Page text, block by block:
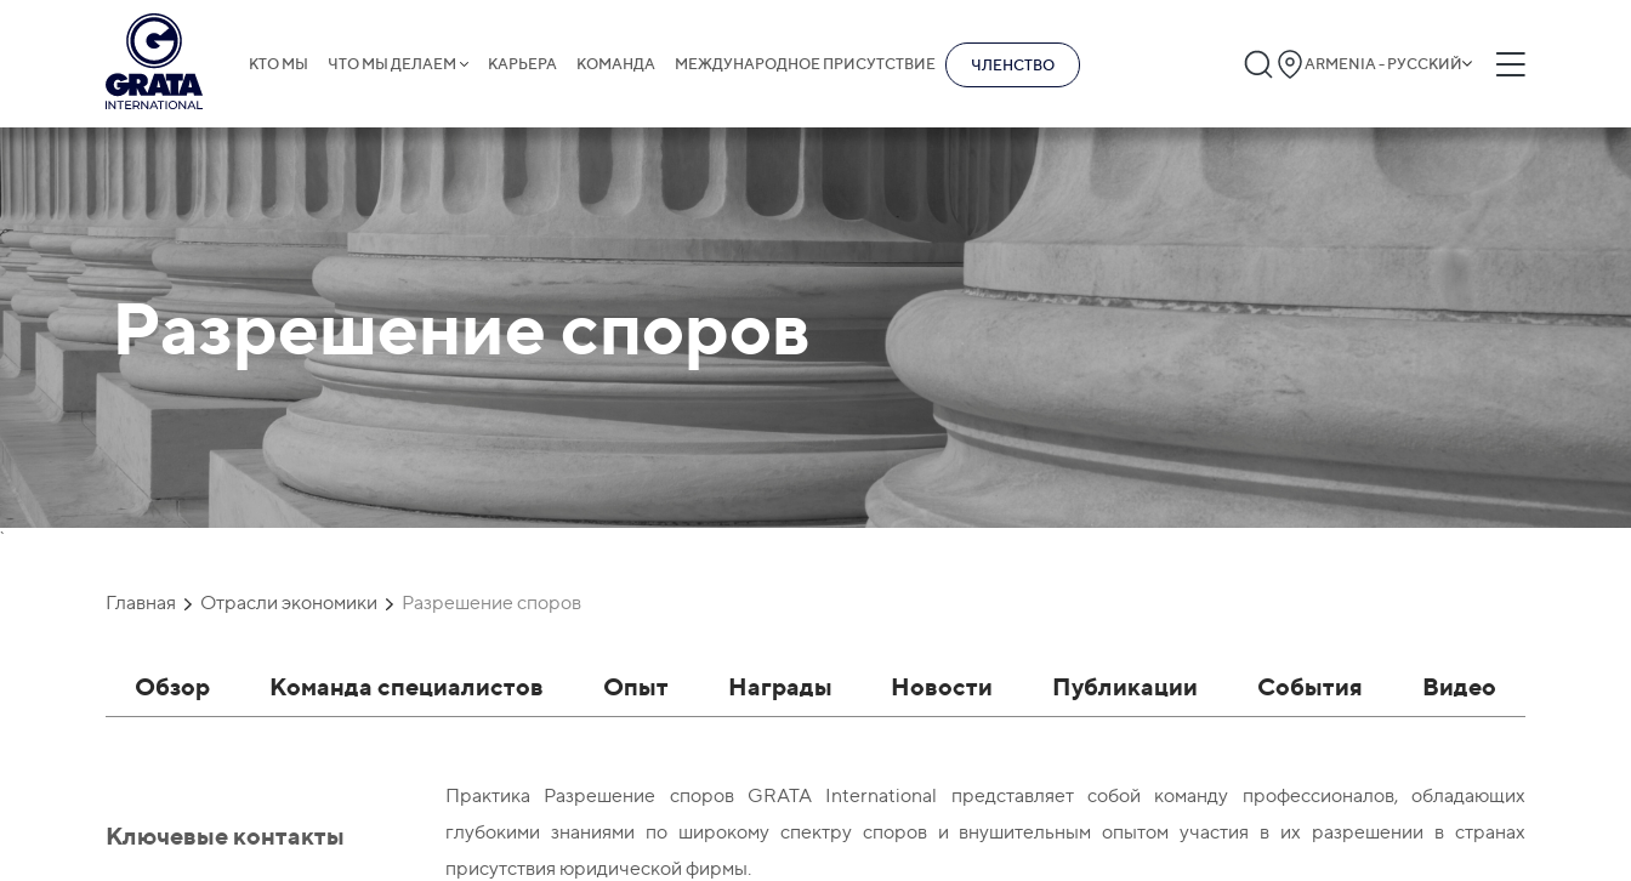
КТО МЫ ЧТО МЫ ДЕЛАЕМ КАРЬЕРА КОМАНДА МЕЖДУНАРОДНОЕ ПРИСУТСТВИЕ ЧЛЕНСТВО ARMENIA - РУССКИЙ
Разрешение споров
`
Главная Отрасли экономики Разрешение споров
Обзор Команда специалистов Опыт Награды Новости Публикации События Видео
Ключевые контакты
Практика Разрешение споров GRATA International представляет собой команду профессионалов, обладающих
глубокими знаниями по широкому спектру споров и внушительным опытом участия в их разрешении в странах
присутствия юридической фирмы.